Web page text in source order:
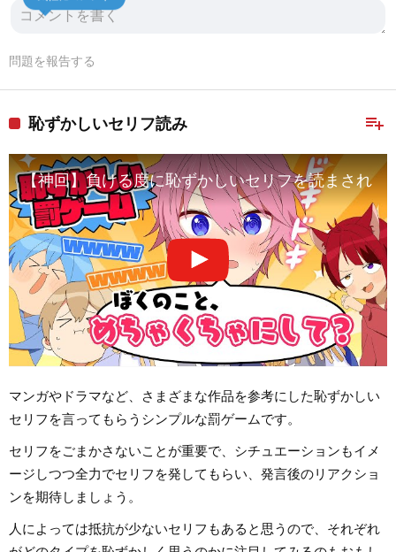
問題を報告する
playlist_add
恥ずかしいセリフ読み
【神回】負ける度に恥ずかしいセリフを読まされ
マンガやドラマなど、さまざまな作品を参考にした恥ずかしい
セリフを言ってもらうシンプルな罰ゲームです。
セリフをごまかさないことが重要で、シチュエーションもイメ
ージしつつ全力でセリフを発してもらい、発言後のリアクショ
ンを期待しましょう。
人によっては抵抗が少ないセリフもあると思うので、それぞれ